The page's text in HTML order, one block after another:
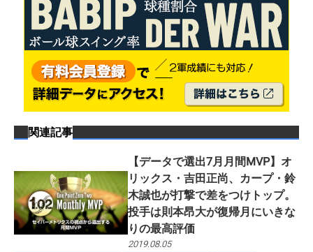
関連記事
【データで選出7月月間MVP】オ
リックス・吉田正尚、カープ・鈴
木誠也が打撃で差をつけトップ。
投手は則本昂大が復帰月にいきな
りの最高評価
2019.08.05